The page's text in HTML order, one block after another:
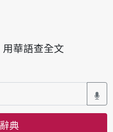
用華語查全文
典